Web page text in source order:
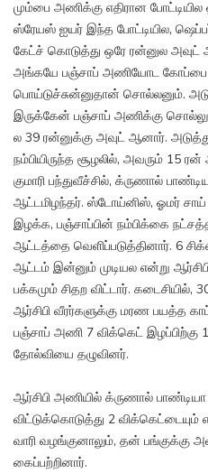
மும்பை அணிக்கு எதிரான
ஸ்ரேயஸ் ஐயர் இந்த போட்டியில,
கேட்ச் கொடுத்து ஒரே ரன்னுல அவுட்
அங்கயே பஞ்சாப் அணியோட கோப்பை
பொய்டுச்சுன்னுதான் சொல்லனும்.
இருக்கேன் பஞ்சாப் அணிக்கு
ல 39 ரன்னுக்கு அவுட் ஆனார்.
நம்பியிருந்த சூழலில், அவரும் 15
குமாரி பந்துவீச்சில், க்ருணால்
ஆட்டமிழந்தர். ஸ்டோய்னிஸ், ஓமர் சாய்
இழக்க, பஞ்சாப்பின் நம்பிக்கை
ஆட்டத்தை வெளிப்படுத்தினார். 6
ஆட்டம் இன்னும் முடியல என்று
பக்கமும் சிதற விட்டார். கடைசியில்,
ஆர்சிபி வீரர்களுக்கு மரண பயத்த
பஞ்சாப் அணி 7 விக்கெட் இழப்பிற்கு
தோல்வியை தழுவினர்.
ஆர்சிபி அணியில் க்ருணால்
விட்டுக்கொடுத்து 2
வாரி வழங்குனாலும், தன் பங்குக்கு
கைப்பற்றினார்.